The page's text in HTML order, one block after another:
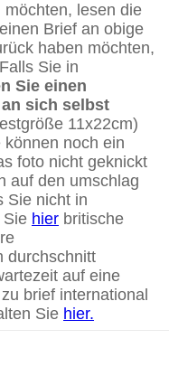
lesen die
Brief an obige
haben möchten,
Sie in
Sie einen
sich selbst
11x22cm)
noch ein
foto nicht geknickt
auf den umschlag
Sie nicht in
Sie hier britische
durchschnitt
auf eine
brief international
Sie hier.